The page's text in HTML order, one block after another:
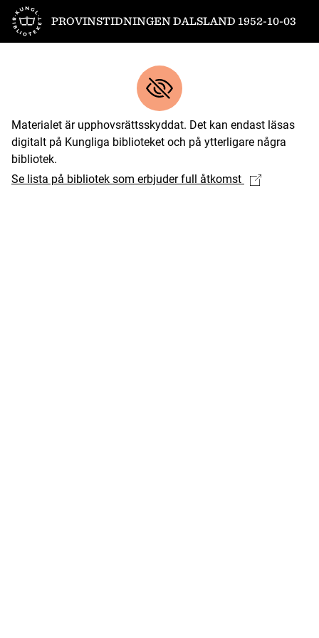
Till startsidan
PROVINSTIDNINGEN DALSLAND 1952-10-03
Materialet är upphovsrättsskyddat. Det kan endast läsas
digitalt på Kungliga biblioteket och på ytterligare några
bibliotek.
Se lista på bibliotek som erbjuder full åtkomst